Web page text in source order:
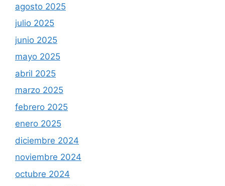
agosto 2025
julio 2025
junio 2025
mayo 2025
abril 2025
marzo 2025
febrero 2025
enero 2025
diciembre 2024
noviembre 2024
octubre 2024